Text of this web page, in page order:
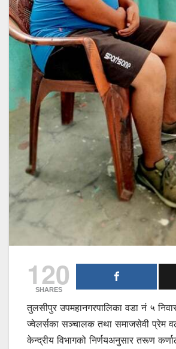
120
SHARES
तुलसीपुर उपमहानगरपालिका वडा नं ५ निवासी
ज्वेलर्सका सञ्चालक तथा समाजसेवी प्रेम
केन्द्रीय विभागको निर्णयअनुसार तरूण